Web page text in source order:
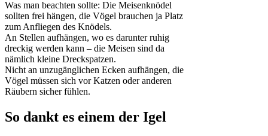
Was man beachten sollte: Die Meisenknödel
sollten frei hängen, die Vögel brauchen ja Platz
zum Anfliegen des Knödels.
An Stellen aufhängen, wo es darunter ruhig
dreckig werden kann – die Meisen sind da
nämlich kleine Dreckspatzen.
Nicht an unzugänglichen Ecken aufhängen, die
Vögel müssen sich vor Katzen oder anderen
Räubern sicher fühlen.
So dankt es einem der Igel